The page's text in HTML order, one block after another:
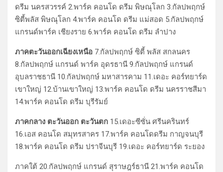
ดรีม นครสวรรค์ 2.พาร์ค คอนโด ดรีม พิษณุโลก 3.กัลปพฤกษ์
ซิตี้พลัส พิษณุโลก 4.พาร์ค คอนโด ดรีม แม่สอด 5.กัลปพฤกษ์
แกรนด์พาร์ค เชียงราย 6.พาร์ค คอนโด ดรีม ลำปาง
ภาคตะวันออกเฉียงเหนือ 7.กัลปพฤกษ์ ซิตี้ พลัส สกลนคร
8.กัลปพฤกษ์ แกรนด์ พาร์ค อุดรธานี 9.กัลปพฤกษ์ แกรนด์
อุบลราชธานี 10.กัลปพฤกษ์ มหาสารคาม 11.เดอะ คอร์ทยาร์ด
เขาใหญ่ 12.บ้านเขาใหญ่ 13.พาร์ค คอนโด ดรีม นครราชสีมา
14.พาร์ค คอนโด ดรีม บุรีรัมย์
ภาคกลาง ตะวันออก ตะวันตก 15.เดอะซีซั่น ศรีนครินทร์
16.เอส คอนโด สมุทรสาคร 17.พาร์ค คอนโดดรีม กาญจนบุรี
18.พาร์ค คอนโด ดรีม ปราจีนบุรี 19.เดอะ คอร์ทยาร์ด ระยอง
ภาคใต้ 20.กัลปพฤกษ์ แกรนด์ สุราษฎร์ธานี 21.พาร์ค คอนโด